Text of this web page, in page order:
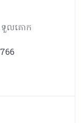
, ទួលគោក